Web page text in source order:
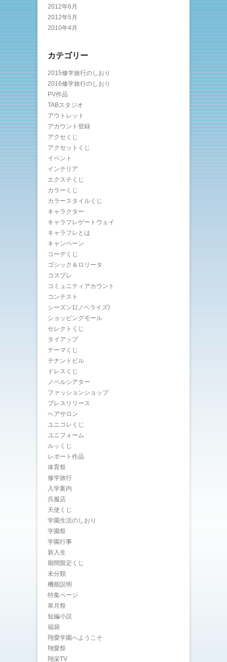
2012年6月
2012年5月
2010年4月
カテゴリー
2015修学旅行のしおり
2016修学旅行のしおり
PV作品
TABスタジオ
アウトレット
アカウント登録
アクセくじ
アクセットくじ
イベント
インテリア
エクステくじ
カラーくじ
カラースタイルくじ
キャラクター
キャラフレゲートウェイ
キャラフレとは
キャンペーン
コーデくじ
ゴシック＆ロリータ
コスプレ
コミュニティアカウント
コンテスト
シーズン1(ノベライズ)
ショッピングモール
セレクトくじ
タイアップ
テーマくじ
テナントビル
ドレスくじ
ノベルシアター
ファッションショップ
プレスリリース
ヘアサロン
ユニコレくじ
ユニフォーム
ルッくじ
レポート作品
体育祭
修学旅行
入学案内
呉服店
天使くじ
学園生活のしおり
学園祭
学園行事
新入生
期間限定くじ
未分類
機能説明
特集ページ
皐月祭
短編小説
福袋
翔愛学園へようこそ
翔愛祭
翔栄TV